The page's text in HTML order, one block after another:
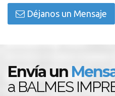
Déjanos un Mensaje
Envía un
a BALMES